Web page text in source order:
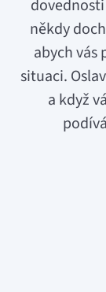
někdy
abych
situaci.
a když